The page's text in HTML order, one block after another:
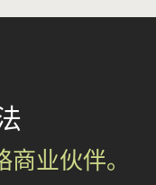
业伙伴。